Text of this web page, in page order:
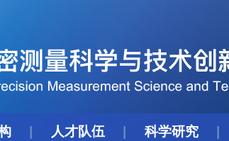
人才队伍 科学研究